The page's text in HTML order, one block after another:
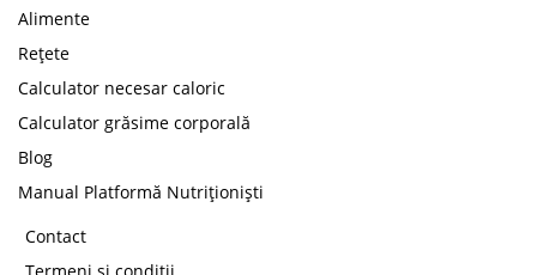
Alimente
Rețete
Calculator necesar caloric
Calculator grăsime corporală
Blog
Manual Platformă Nutriționiști
Contact